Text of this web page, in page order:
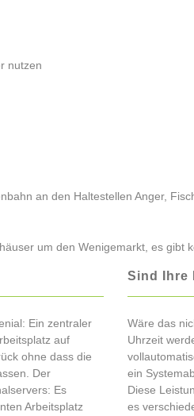
nutzen
an den Haltestellen Anger,
um den Wenigemarkt, es gibt
Ein zentraler
auf
ohne dass die
Der
Es
Arbeitsplatz
Sind Ihre
Wäre das
Uhrzeit
ein
Diese
es